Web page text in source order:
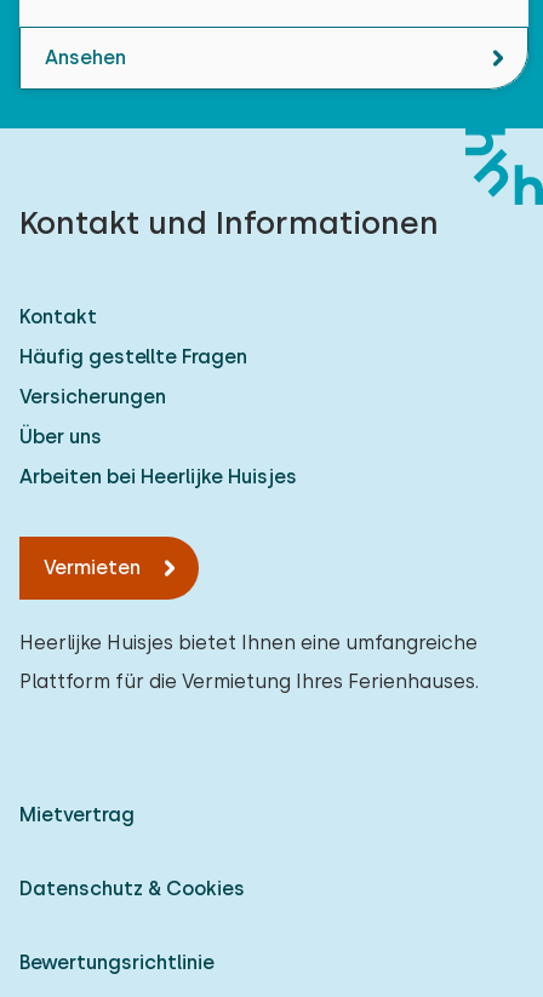
Ansehen
Kontakt und Informationen
Kontakt
Häufig gestellte Fragen
Versicherungen
Über uns
Arbeiten bei Heerlijke Huisjes
Vermieten
Heerlijke Huisjes bietet Ihnen eine umfangreiche
Plattform für die Vermietung Ihres Ferienhauses.
Mietvertrag
Datenschutz & Cookies
Bewertungsrichtlinie